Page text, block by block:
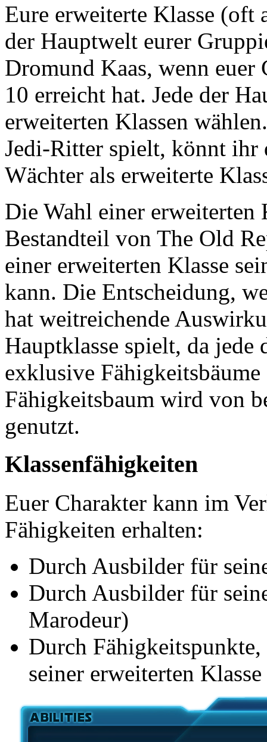
Eure erweiterte Klasse
der Hauptwelt eurer
Dromund Kaas, wenn euer
10 erreicht hat. Jede der
erweiterten Klassen
Jedi-Ritter spielt, könnt ihr
Wächter als erweiterte
Die Wahl einer
Bestandteil von The Old
einer erweiterten Klasse
kann. Die Entscheidung,
hat weitreichende
Hauptklasse spielt, da jede
exklusive
Fähigkeitsbaum wird von
genutzt.
Klassenfähigkeiten
Euer Charakter kann im
Fähigkeiten erhalten:
Durch Ausbilder für
Durch Ausbilder für
Marodeur)
Durch
seiner erweiterten